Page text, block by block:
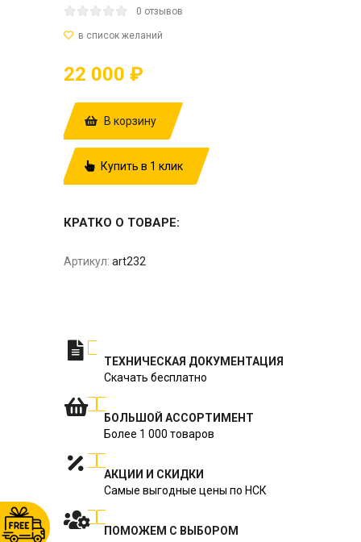
0 отзывов
22 000 ₽
В корзину
Купить в 1 клик
КРАТКО О ТОВАРЕ:
Артикул: art232
ТЕХНИЧЕСКАЯ ДОКУМЕНТАЦИЯ
Скачать бесплатно
БОЛЬШОЙ АССОРТИМЕНТ
Более 1 000 товаров
АКЦИИ И СКИДКИ
Самые выгодные цены по НСК
ПОМОЖЕМ С ВЫБОРОМ